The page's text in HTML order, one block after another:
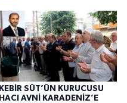
KEBİR SÜT’ÜN KURUCUSU
HACI AVNİ KARADENİZ’E